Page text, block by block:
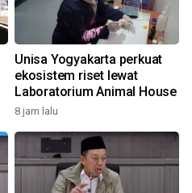
Unisa Yogyakarta perkuat
ekosistem riset lewat
Laboratorium Animal House
8 jam lalu